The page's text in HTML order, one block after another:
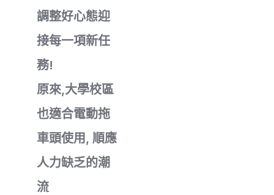
調整好心態迎
接每一項新任
務!
原來,大學校區
也適合電動拖
車頭使用, 順應
人力缺乏的潮
流